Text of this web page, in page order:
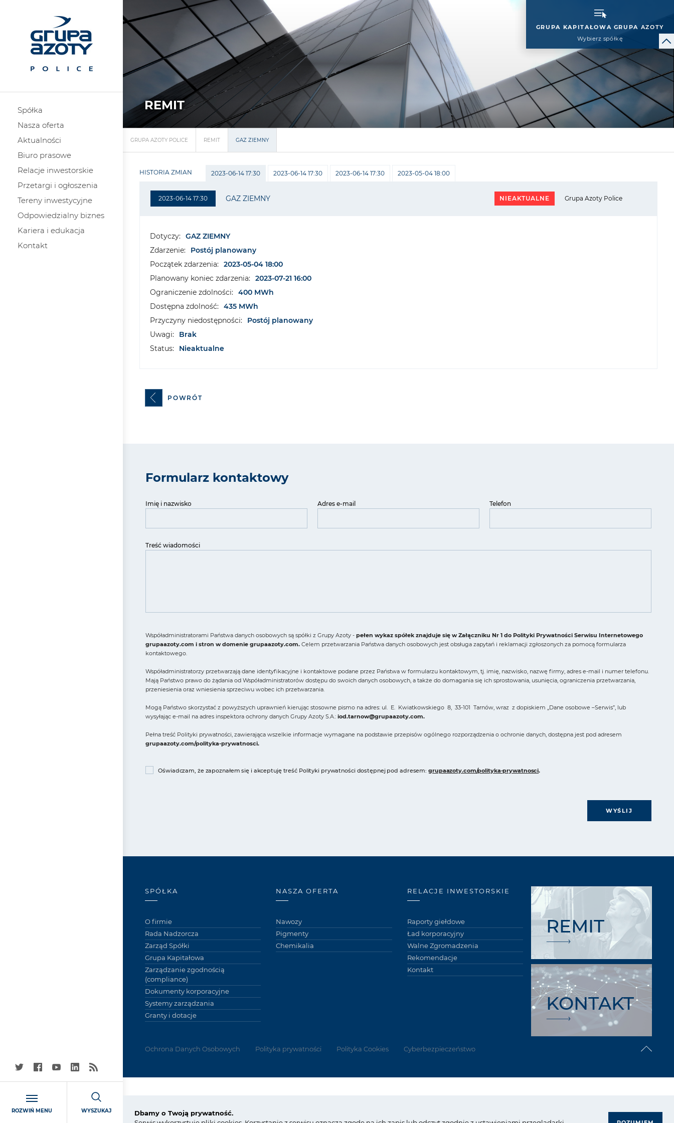
Dbamy o Twoją prywatność.
Spółka
Nasza oferta
Aktualności
Biuro prasowe
Relacje inwestorskie
Przetargi i ogłoszenia
Tereny inwestycyjne
Odpowiedzialny biznes
Kariera i edukacja
Kontakt
ROZWIŃ MENU WYSZUKAJ
GRUPA KAPITAŁOWA GRUPA AZOTY
Wybierz spółkę
REMIT
GRUPA AZOTY POLICE REMIT GAZ ZIEMNY
HISTORIA ZMIAN 2023-06-14 17:30 2023-06-14 17:30 2023-06-14 17:30 2023-05-04 18:00
2023-06-14 17:30 GAZ ZIEMNY NIEAKTUALNE Grupa Azoty Police
Dotyczy:
GAZ ZIEMNY
Zdarzenie:
Postój planowany
Początek zdarzenia:
2023-05-04 18:00
Planowany koniec zdarzenia:
2023-07-21 16:00
Ograniczenie zdolności:
400 MWh
Dostępna zdolność:
435 MWh
Przyczyny niedostępności:
Postój planowany
Uwagi:
Brak
Status:
Nieaktualne
POWRÓT
Formularz kontaktowy
Imię i nazwisko Adres e-mail Telefon
Treść wiadomości
Współadministratorami Państwa danych osobowych są spółki z Grupy Azoty -pełen wykaz spółek znajduje się w Załączniku Nr 1 do Polityki Prywatności Serwisu Internetowego
grupaazoty.com i stron w domenie grupaazoty.com. Celem przetwarzania Państwa danych osobowych jest obsługa zapytań i reklamacji zgłoszonych za pomocą formularza
kontaktowego.
Współadministratorzy przetwarzają dane identyfikacyjne i kontaktowe podane przez Państwa w formularzu kontaktowym, tj. imię, nazwisko, nazwę firmy, adres e-mail i numer telefonu.
Mają Państwo prawo do żądania od Współadministratorów dostępu do swoich danych osobowych, a także do domagania się ich sprostowania, usunięcia, ograniczenia przetwarzania,
przeniesienia oraz wniesienia sprzeciwu wobec ich przetwarzania.
Mogą Państwo skorzystać z powyższych uprawnień kierując stosowne pismo na adres: ul. E. Kwiatkowskiego 8, 33-101 Tarnów, wraz z dopiskiem „Dane osobowe –Serwis”, lub
wysyłając e-mail na adres inspektora ochrony danych Grupy Azoty S.A.:iod.tarnow@grupaazoty.com.
Pełna treść Polityki prywatności, zawierająca wszelkie informacje wymagane na podstawie przepisów ogólnego rozporządzenia o ochronie danych, dostępna jest pod adresem
grupaazoty.com/polityka-prywatnosci.
Oświadczam, że zapoznałem się i akceptuję treść Polityki prywatności dostępnej pod adresem:grupaazoty.com/polityka-prywatnosci.
WYŚLIJ
SPÓŁKA
O firmie
Rada Nadzorcza
Zarząd Spółki
Grupa Kapitałowa
Zarządzanie zgodnością
(compliance)
Dokumenty korporacyjne
Systemy zarządzania
Granty i dotacje
NASZA OFERTA
Nawozy
Pigmenty
Chemikalia
RELACJE INWESTORSKIE
Raporty giełdowe
Ład korporacyjny
Walne Zgromadzenia
Rekomendacje
Kontakt
REMIT
KONTAKT
Ochrona Danych Osobowych Polityka prywatności Polityka Cookies Cyberbezpieczeństwo
72-010 Police